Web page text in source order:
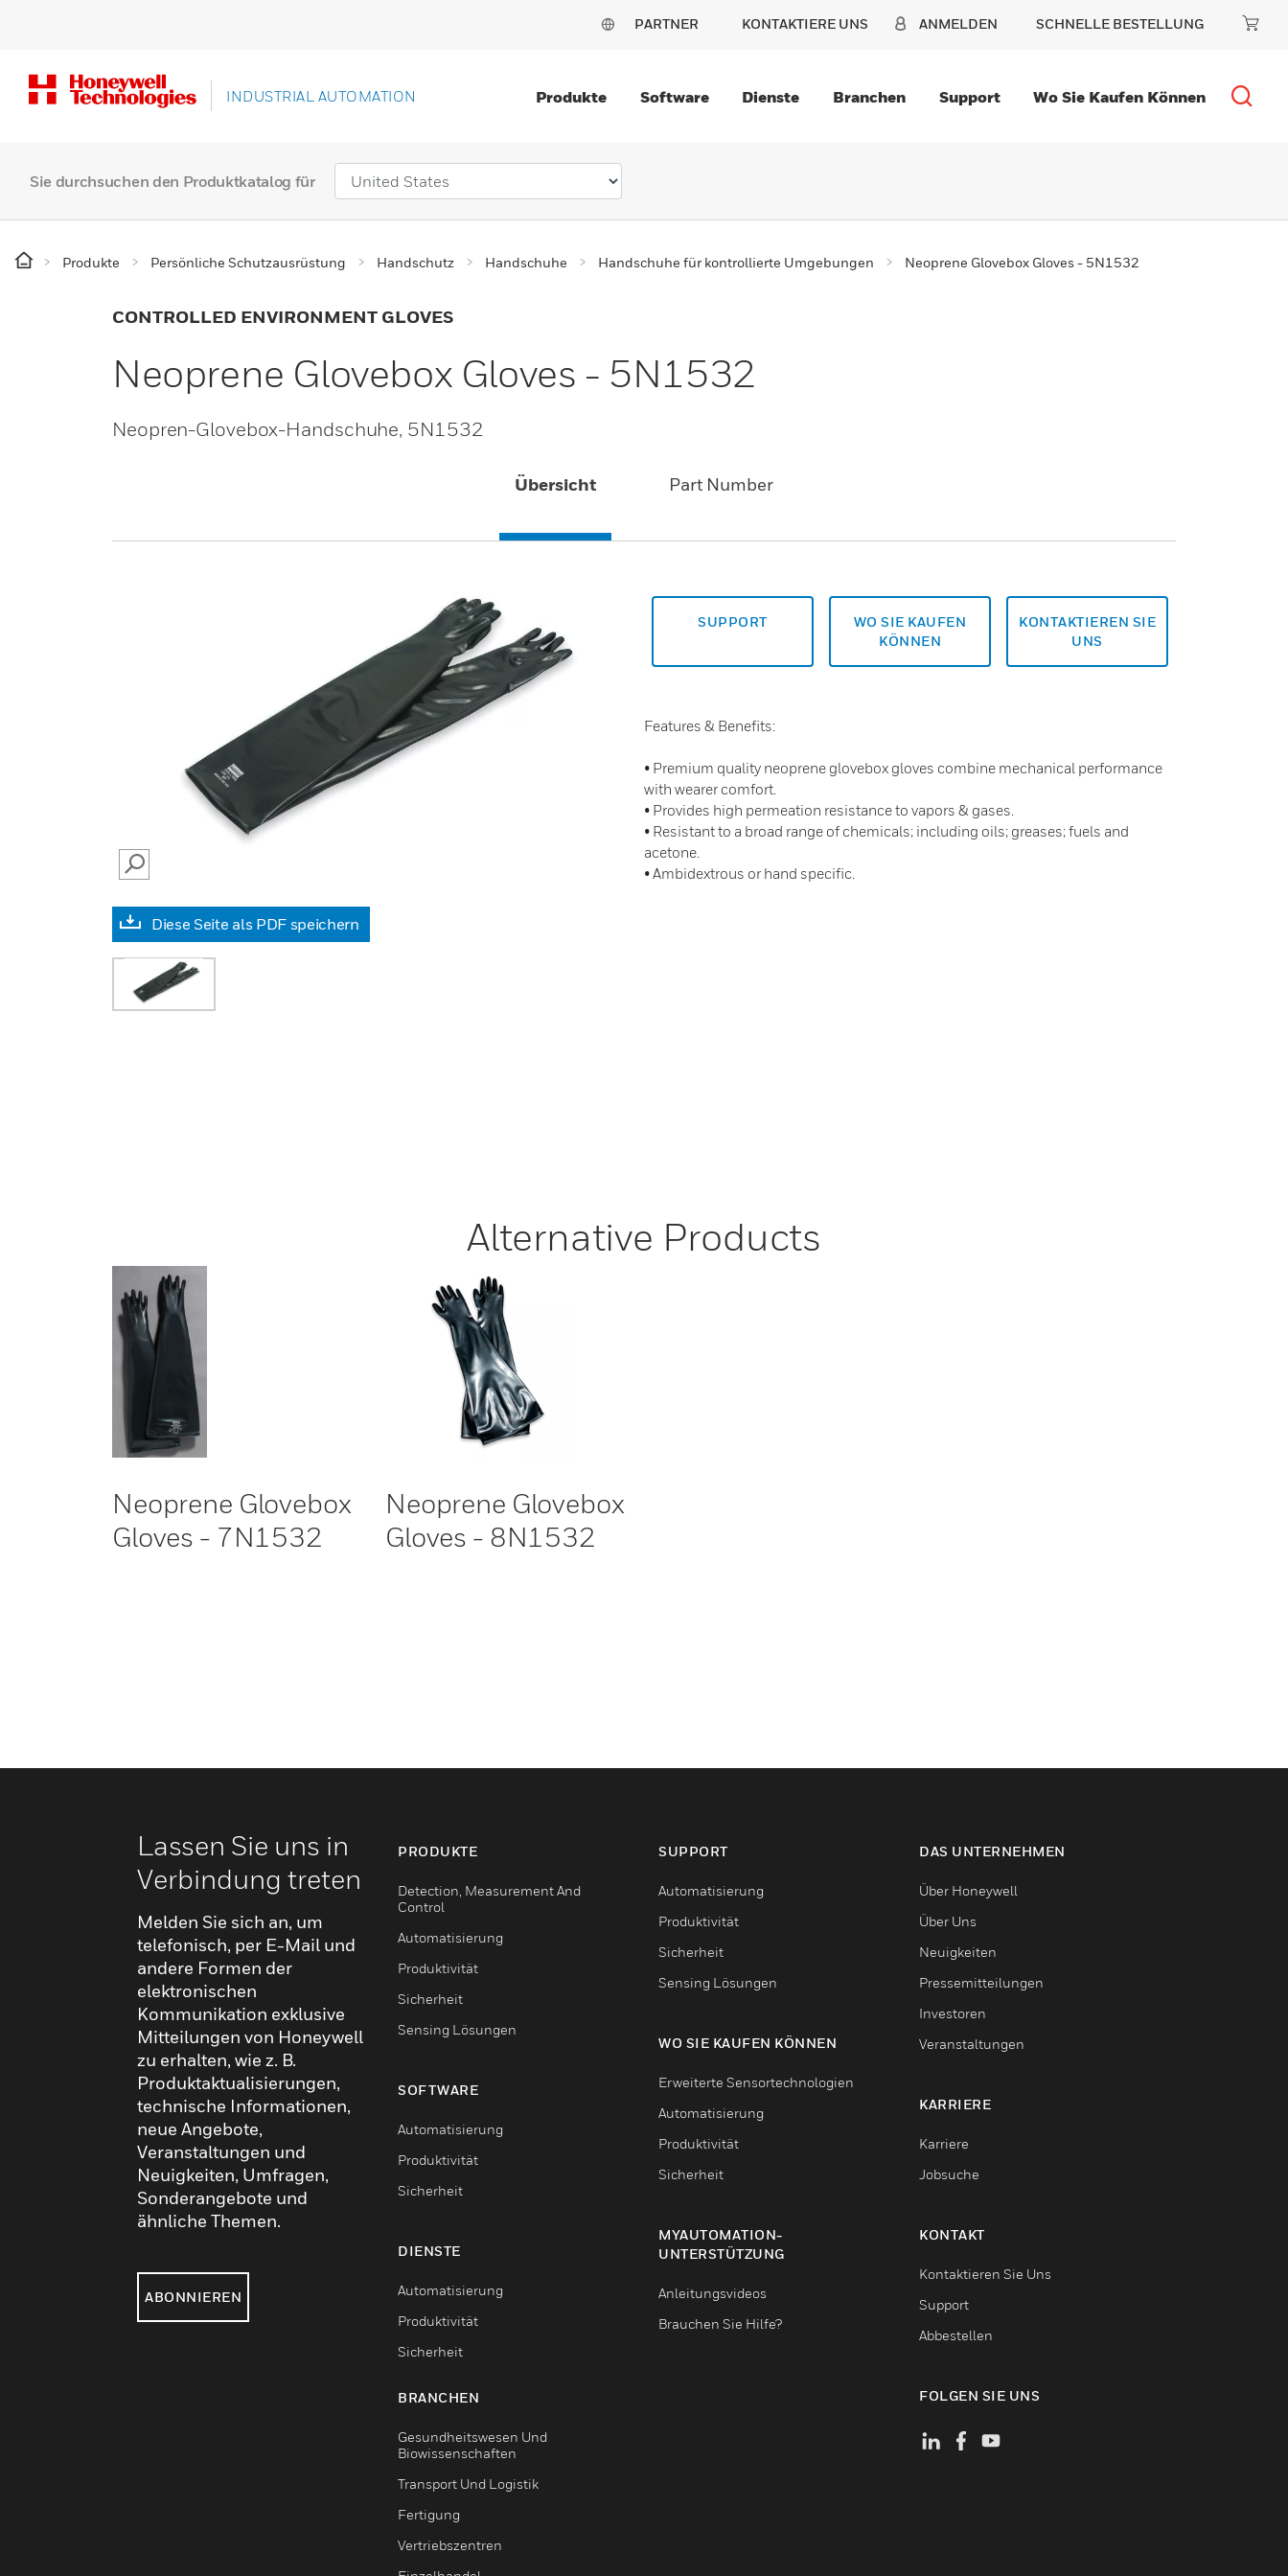
PARTNER KONTAKTIERE UNS ANMELDEN SCHNELLE BESTELLUNG
INDUSTRIAL AUTOMATION Produkte Software Dienste Branchen Support Wo Sie Kaufen Können
Sie durchsuchen den Produktkatalog für
Produkte Persönliche Schutzausrüstung Handschutz Handschuhe Handschuhe für kontrollierte Umgebungen Neoprene Glovebox Gloves - 5N1532
CONTROLLED ENVIRONMENT GLOVES
Neoprene Glovebox Gloves - 5N1532
Neopren-Glovebox-Handschuhe, 5N1532
Übersicht Part Number
SEARCH
Diese Seite als PDF speichern
SUPPORT
WO SIE KAUFEN
KÖNNEN
KONTAKTIEREN SIE
UNS
Features & Benefits:
• Premium quality neoprene glovebox gloves combine mechanical performance
with wearer comfort.
• Provides high permeation resistance to vapors & gases.
• Resistant to a broad range of chemicals; including oils; greases; fuels and
acetone.
• Ambidextrous or hand specific.
Alternative Products
Neoprene Glovebox
Gloves - 7N1532
Neoprene Glovebox
Gloves - 8N1532
Lassen Sie uns in
Verbindung treten
Melden Sie sich an, um
telefonisch, per E-Mail und
andere Formen der
elektronischen
Kommunikation exklusive
Mitteilungen von Honeywell
zu erhalten, wie z. B.
Produktaktualisierungen,
technische Informationen,
neue Angebote,
Veranstaltungen und
Neuigkeiten, Umfragen,
Sonderangebote und
ähnliche Themen.
ABONNIEREN
PRODUKTE
Detection, Measurement And
Control
Automatisierung
Produktivität
Sicherheit
Sensing Lösungen
SOFTWARE
Automatisierung
Produktivität
Sicherheit
DIENSTE
Automatisierung
Produktivität
Sicherheit
BRANCHEN
Gesundheitswesen Und
Biowissenschaften
Transport Und Logistik
Fertigung
Vertriebszentren
SUPPORT
Automatisierung
Produktivität
Sicherheit
Sensing Lösungen
WO SIE KAUFEN KÖNNEN
Erweiterte Sensortechnologien
Automatisierung
Produktivität
Sicherheit
MYAUTOMATION-
UNTERSTÜTZUNG
Anleitungsvideos
Brauchen Sie Hilfe?
DAS UNTERNEHMEN
Über Honeywell
Über Uns
Neuigkeiten
Pressemitteilungen
Investoren
Veranstaltungen
KARRIERE
Karriere
Jobsuche
KONTAKT
Kontaktieren Sie Uns
Support
Abbestellen
FOLGEN SIE UNS